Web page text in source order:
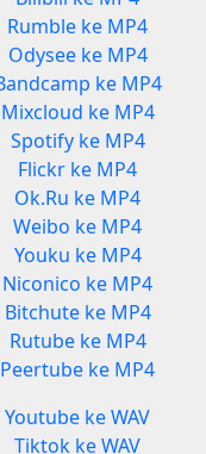
Rumble ke MP4
Odysee ke MP4
ke MP4
Mixcloud ke MP4
Spotify ke MP4
Flickr ke MP4
Ok.Ru ke MP4
Weibo ke MP4
Youku ke MP4
Niconico ke MP4
Bitchute ke MP4
Rutube ke MP4
Peertube ke MP4
Youtube ke WAV
Tiktok ke WAV